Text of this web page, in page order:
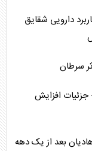
دارویی شقایق
سرطان
۱۴۰۵ اعلام شد + جزئیات افزایش
بعد از یک دهه